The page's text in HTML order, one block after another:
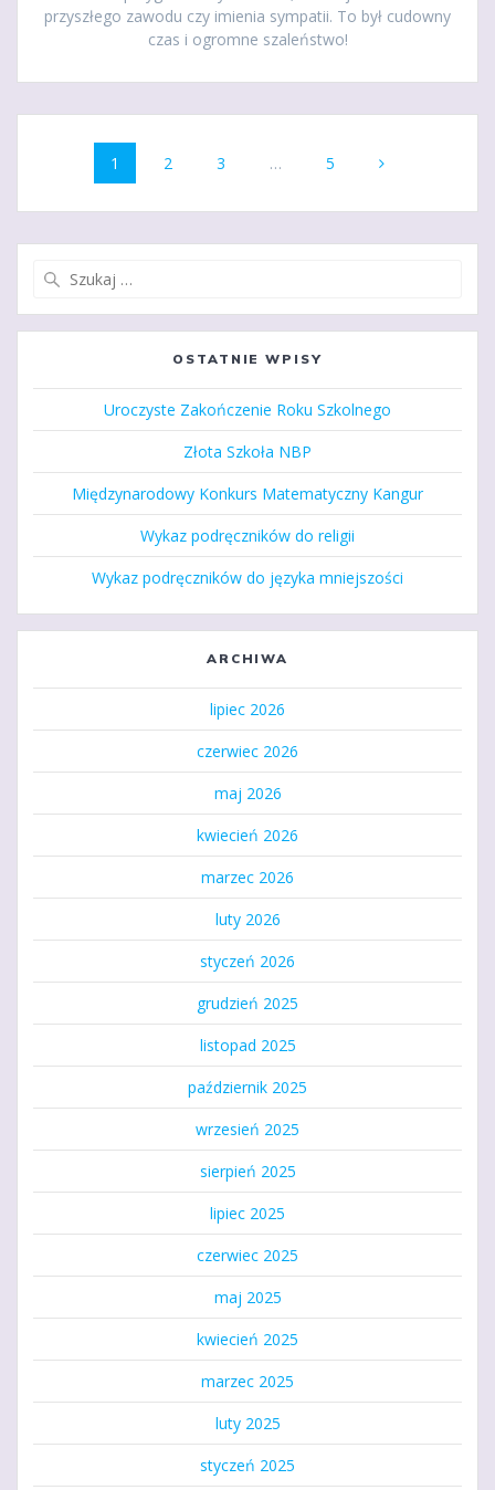
przyszłego zawodu czy imienia sympatii. To był cudowny
czas i ogromne szaleństwo!
Nawigacja
Strona
1 Strona
2 Strona
3 … Strona
5
OSTATNIE WPISY
Uroczyste Zakończenie Roku Szkolnego
Złota Szkoła NBP
Międzynarodowy Konkurs Matematyczny Kangur
Wykaz podręczników do religii
Wykaz podręczników do języka mniejszości
ARCHIWA
lipiec 2026
czerwiec 2026
maj 2026
kwiecień 2026
marzec 2026
luty 2026
styczeń 2026
grudzień 2025
listopad 2025
październik 2025
wrzesień 2025
sierpień 2025
lipiec 2025
czerwiec 2025
maj 2025
kwiecień 2025
marzec 2025
luty 2025
styczeń 2025